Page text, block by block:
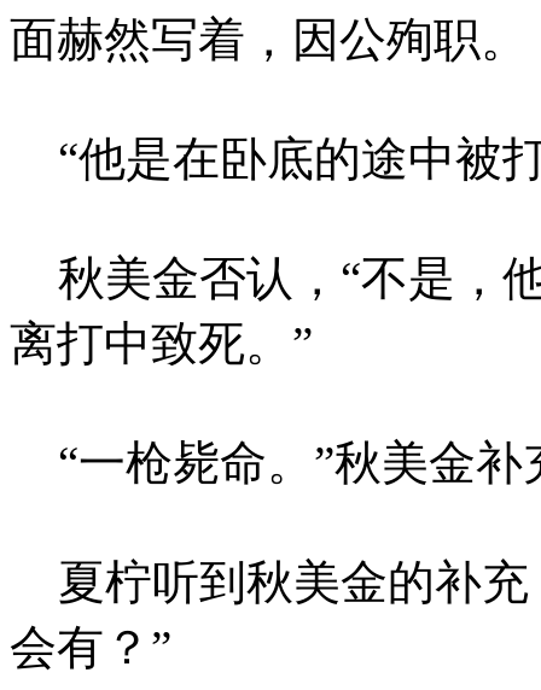
面赫然写着，因公殉职。
“他是在卧底的途中被
秋美金否认，“不是，
离打中致死。”
“一枪毙命。”秋美金补
夏柠听到秋美金的补充
会有？”